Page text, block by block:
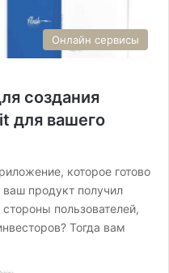
Онлайн сервисы
создания
для вашего
которое готово
продукт получил
пользователей,
Тогда вам